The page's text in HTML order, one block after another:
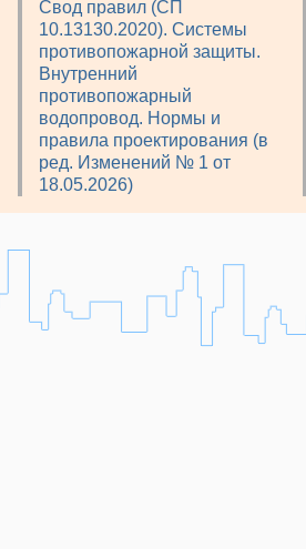
Свод правил (СП
10.13130.2020). Системы
противопожарной защиты.
Внутренний
противопожарный
водопровод. Нормы и
правила проектирования (в
ред. Изменений № 1 от
18.05.2026)